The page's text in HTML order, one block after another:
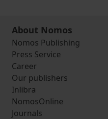
About Nomos
Nomos Publishing
Press Service
Career
Our publishers
Inlibra
NomosOnline
Journals